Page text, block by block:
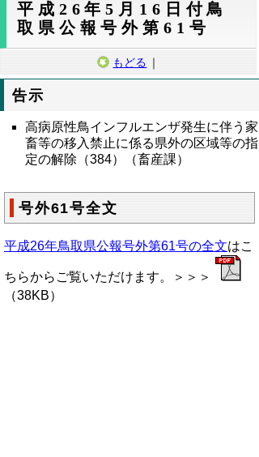
平成26年5月16日付鳥
取県公報号外第61号
もどる ｜
告示
高病原性鳥インフルエンザ発生に伴う家
畜等の移入禁止に係る県外の区域等の指
定の解除（384）（畜産課）
号外61号全文
平成26年鳥取県公報号外第61号の全文はこ
ちらからご覧いただけます。＞＞＞
（38KB）